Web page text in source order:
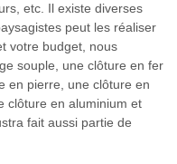
etc. Il existe diverses
peut les réaliser
votre budget, nous
souple, une clôture en fer
en pierre, une clôture en
clôture en aluminium et
fait aussi partie de